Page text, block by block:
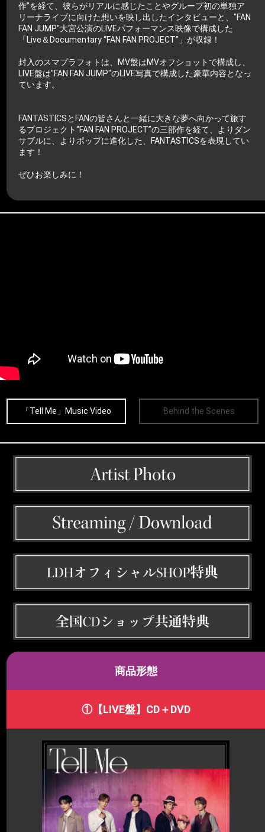
作”を経て、彼らがリアルに感じたことやグループ初の単独ア
リーナライブに向けた想いを映し出したインタビューと、"FAN
FAN JUMP"大宮公演のLIVEパフォーマンス映像で構成した
「Live＆Documentary “FAN FAN PROJECT”」が収録！
封入のスマプラフォトは、MV盤はMVオフショットで構成し、
LIVE盤は"FAN FAN JUMP"のLIVE写真で構成した豪華内容となっ
ています。
FANTASTICSとFANの皆さんと一緒に大きな夢へ向かって旅す
るプロジェクト“FAN FAN PROJECT”の三部作を経て、よりダン
サブルに、よりポップに進化した、FANTASTICSを表現してい
ます！
ぜひお楽しみに！
「Tell Me」Music Video Behind the Scenes
商品形態
①【LIVE盤】CD＋DVD